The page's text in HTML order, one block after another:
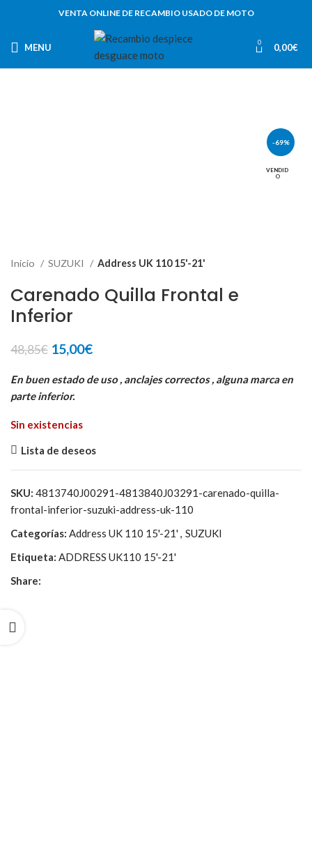
VENTA ONLINE DE RECAMBIO USADO DE MOTO
MENU 0 0,00€
-69%
VENDID
O
Inicio SUZUKI Address UK 110 15'-21'
Carenado Quilla Frontal e
Inferior
48,85€ El
original
era:
15,00€El
actual
En buen estado de uso , anclajes correctos , alguna marca en
parte inferior.
Sin existencias
Lista de deseos
SKU: 4813740J00291-4813840J03291-carenado-quilla-
frontal-inferior-suzuki-address-uk-110
Categorías: Address UK 110 15'-21' , SUZUKI
Etiqueta: ADDRESS UK110 15'-21'
Share: